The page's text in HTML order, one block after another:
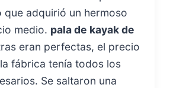
que adquirió un hermoso
medio. pala de kayak de
eran perfectas, el precio
fábrica tenía todos los
Se saltaron una